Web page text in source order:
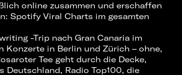
online zusammen und erschaffen
Spotify Viral Charts im gesamten
-Trip nach Gran Canaria im
Konzerte in Berlin und Zürich – ohne,
Tee geht durch die Decke,
Radio Top100, die